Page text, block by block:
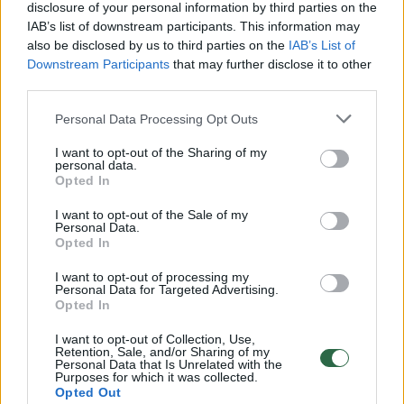
disclosure of your personal information by third parties on the
IAB’s list of downstream participants. This information may
also be disclosed by us to third parties on the IAB’s List of
Downstream Participants that may further disclose it to other
Personal Data Processing Opt Outs
I want to opt-out of the Sharing of my
personal data.
Opted In
I want to opt-out of the Sale of my
Personal Data.
Opted In
I want to opt-out of processing my
Personal Data for Targeted Advertising.
Opted In
I want to opt-out of Collection, Use,
Retention, Sale, and/or Sharing of my
Personal Data that Is Unrelated with the
Purposes for which it was collected.
Opted Out
00:00:30
Vaizdai iš tragiškos avarijos Vilniaus r.: dviejų moterų ir
vaiko gyvybių išgelbėti nepavyko
Žinios | Lietuvos diena
00:00:57
Savaitės vidurys nusimato karštas: temperatūra kils iki
32 laipsnių šilumos
vaizdas pribloškia
V. Zalužno pasisakymą laiko bandymu įsitvirtinti